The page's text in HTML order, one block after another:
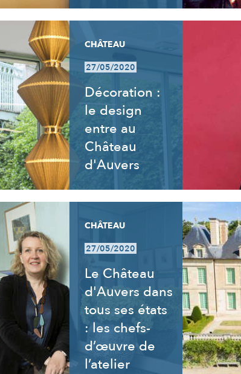
CHÂTEAU
27/05/2020
Décoration :
le design
entre au
Château
d'Auvers
CHÂTEAU
27/05/2020
Le Château
d'Auvers dans
tous ses états
: les chefs-
d’œuvre de
l’atelier